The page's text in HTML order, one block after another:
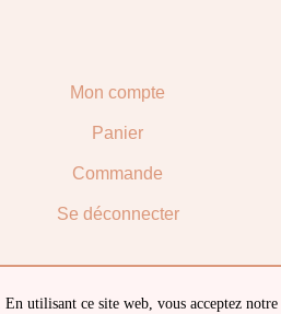
Mon compte
Panier
Commande
Se déconnecter
utilisant ce site web, vous acceptez notre